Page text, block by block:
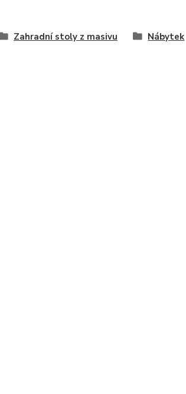
Zahradní stoly z masivu Nábytek